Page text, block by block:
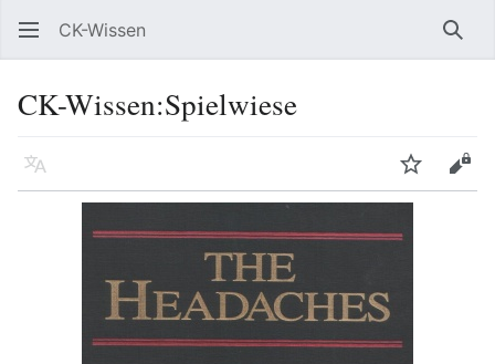
CK-Wissen
CK-Wissen:Spielwiese
Sprache